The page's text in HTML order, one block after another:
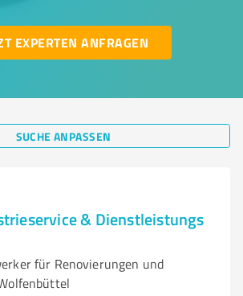
EXPERTEN ANFRAGEN
SUCHE ANPASSEN
& Dienstleistungs
für Renovierungen und